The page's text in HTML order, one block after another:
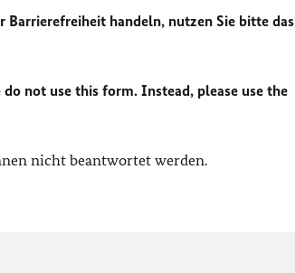
handeln, nutzen Sie bitte das
not use this form. Instead, please use the
nicht beantwortet werden.